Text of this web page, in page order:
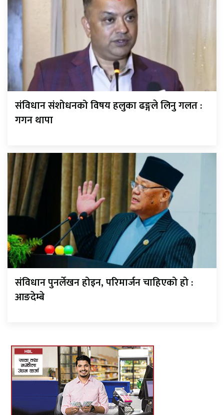
संविधान संशोधनको विषय हलुका ढङ्गले लिनु गलत :
गगन थापा
संविधान पुनर्लेखन होइन, परिमार्जन चाहिएको हो :
आङदेम्बे